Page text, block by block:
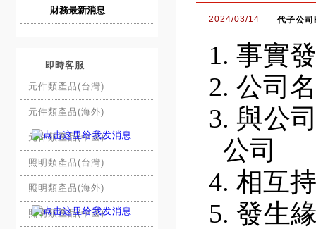
財務最新消息
即時客服
元件類產品(台灣)
元件類產品(海外)
元件類產品(中國)
照明類產品(台灣)
照明類產品(海外)
照明類產品(中國)
2024/03/14 代子公
1. 事實
2. 公司
3.與公
公司
4. 相互
5. 發生